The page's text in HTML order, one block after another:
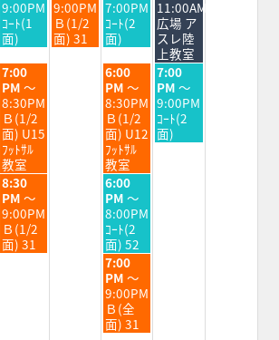
日,
8
月
19th
2026
9:00PM
ｺｰﾄ(1
面)
日,
8
月
20th
9:00PM
Ｂ(1/2
面) 31
日,
8
月
21st
2026
7:00PM
ｺｰﾄ(2
面)
日,
8
月
22nd
2026
11:00AM
広場 ア
スレ陸
上教室
水
曜
日,
8
月
19th
2026
7:00
PM ～
8:30PM
Ｂ(1/2
面) U15
ﾌｯﾄｻﾙ
教室
金
曜
日,
8
月
21st
2026
6:00
PM ～
8:30PM
Ｂ(1/2
面) U12
ﾌｯﾄｻﾙ
教室
土
曜
日,
8
月
22nd
7:00
PM ～
9:00PM
ｺｰﾄ(2
面)
水
曜
日,
8
月
19th
8:30
PM ～
9:00PM
Ｂ(1/2
面) 31
金
曜
日,
8
月
21st
2026
6:00
PM ～
8:00PM
ｺｰﾄ(2
面) 52
金
曜
日,
8
月
7:00
PM ～
9:00PM
Ｂ(全
面) 31